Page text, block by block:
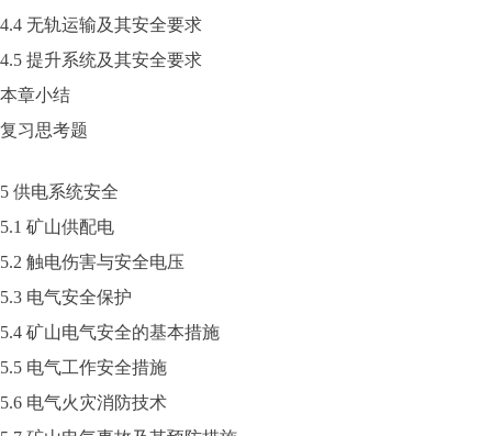
4.4 无轨运输及其安全要求
4.5 提升系统及其安全要求
本章小结
复习思考题
5 供电系统安全
5.1 矿山供配电
5.2 触电伤害与安全电压
5.3 电气安全保护
5.4 矿山电气安全的基本措施
5.5 电气工作安全措施
5.6 电气火灾消防技术